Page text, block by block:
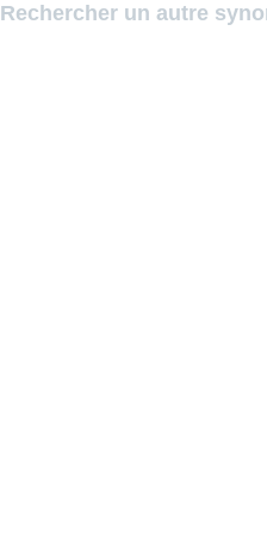
Rechercher un autre